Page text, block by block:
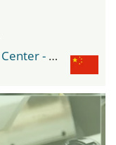
Shanghai New International Expo Center - SNIEC